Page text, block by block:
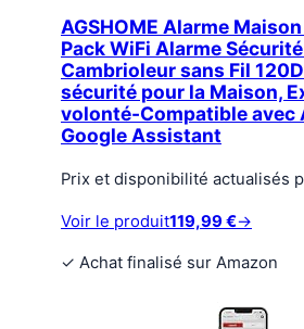
AGSHOME Alarme
Pack WiFi Alarme
Cambrioleur sans Fil
sécurité pour la Maison,
volonté-Compatible avec
Google Assistant
Prix et disponibilité actualisés
Voir le produit119,99 €→
✓ Achat finalisé sur Amazon